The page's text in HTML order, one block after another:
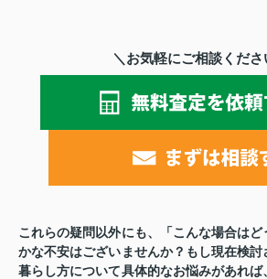
＼お気軽にご相談くださ
これらの疑問以外にも、「こんな場合は
かな不安はございませんか？もし現在検討
暮らし方について具体的なお悩みがあれ